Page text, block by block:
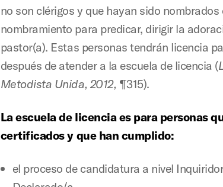
no son clérigos y que hayan sido
nombramiento para predicar, dirigir la
pastor(a). Estas personas tendrán licencia
después de atender a la escuela de licencia (
Metodista Unida, 2012, ¶315).
La escuela de licencia es para personas
certificados y que han cumplido:
el proceso de candidatura a nivel